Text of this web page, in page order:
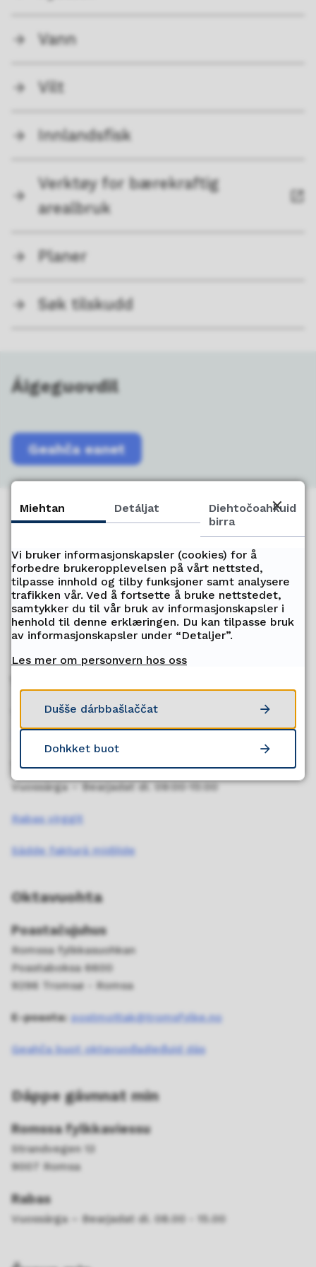
Vann
Vilt
Innlandsfisk
Verktøy for bærekraftig
arealbruk
Planer
Søk tilskudd
Áigeguovdil
Geahča eanet
Gávdnet go dan maid ohcet?
Juo In
Telefovdna
77 78 80 00
Telefovdnaáigi
Vuossárga – Bearjadat di. 09:00-15:00
Rabas virggit
Sádde fakturá midjiide
Oktavuohta
Poastačujuhus
Romssa fylkkasuohkan
Poastaboksa 6600
9296 Tromsø - Romsa
E-poasta: postmottak@tromsfylke.no
Geahča buot oktavuođadieđuid dás
Dáppe gávnnat min
Romssa fylkkaviessu
Strandvegen 13
9007 Romsa
Rabas
Vuossárga – Bearjadat di. 08.00 - 15.00
Miehtan Detáljat
Diehtočoahkuid
birra
Vi bruker informasjonskapsler (cookies) for å
forbedre brukeropplevelsen på vårt nettsted,
tilpasse innhold og tilby funksjoner samt analysere
trafikken vår. Ved å fortsette å bruke nettstedet,
samtykker du til vår bruk av informasjonskapsler i
henhold til denne erklæringen. Du kan tilpasse bruk
av informasjonskapsler under “Detaljer”.
Les mer om personvern hos oss
Dušše dárbbašlaččat
Dohkket buot